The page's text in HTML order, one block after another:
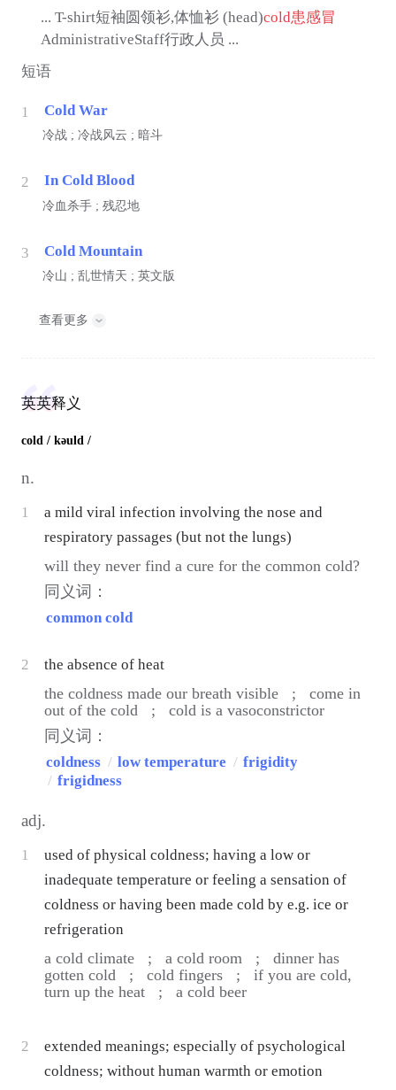
... T-shirt短袖圆领衫,体恤衫 (head)cold患感冒
AdministrativeStaff行政人员 ...
短语
1 Cold War
冷战 ; 冷战风云 ; 暗斗
2 In Cold Blood
冷血杀手 ; 残忍地
3 Cold Mountain
冷山 ; 乱世情天 ; 英文版
查看更多
英英释义
cold / kəuld /
n.
1
a mild viral infection involving the nose and
respiratory passages (but not the lungs)
will they never find a cure for the common cold?
同义词：
common cold
2 the absence of heat
the coldness made our breath visible ;
come in
out of the cold ;
cold is a vasoconstrictor
同义词：
coldness / low temperature / frigidity
/ frigidness
adj.
1
used of physical coldness; having a low or
inadequate temperature or feeling a sensation of
coldness or having been made cold by e.g. ice or
refrigeration
a cold climate ; a cold room ;
dinner has
gotten cold ;
cold fingers ;
if you are cold,
turn up the heat ;
a cold beer
2
extended meanings; especially of psychological
coldness; without human warmth or emotion